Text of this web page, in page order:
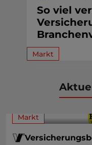
So viel
Markt
Markt